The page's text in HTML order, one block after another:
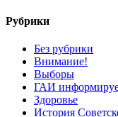
Рубрики
Без рубрики
Внимание!
Выборы
ГАИ
Здоровье
История